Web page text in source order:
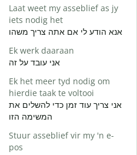
Laat weet my asseblief as jy
iets nodig het
אנא הודע לי אם אתה צריך משהו
Ek werk daaraan
אני עובד על זה
Ek het meer tyd nodig om
hierdie taak te voltooi
אני צריך עוד זמן כדי להשלים את
המשימה הזו
Stuur asseblief vir my 'n e-
pos